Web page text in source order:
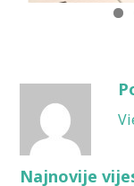
Najnovije